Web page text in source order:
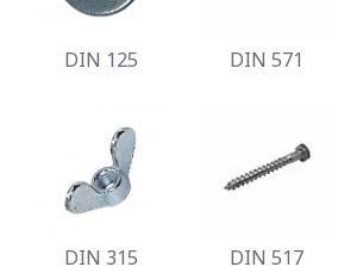
DIN 125 DIN 571
DIN 315 DIN 517